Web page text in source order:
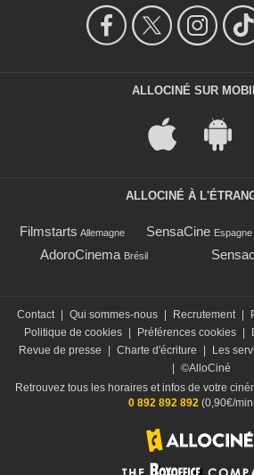
ALLOCINÉ SUR
ALLOCINÉ À
Filmstarts Allemagne SensaCine Espagne
AdoroCinema Brésil
Contact Qui sommes-nous Recrutement
Politique de cookies
Préférences cookies
Revue de presse
Charte d'écriture Les
©AlloCiné
Retrouvez tous les horaires et infos de votre
0 892 892 892(0,90€/